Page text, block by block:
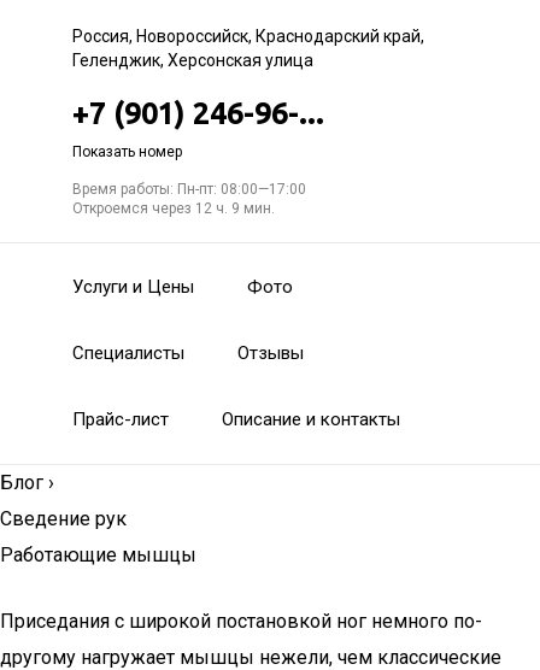
Россия, Новороссийск, Краснодарский край,
Геленджик, Херсонская улица
+7 (901) 246-96-...
Показать номер
Время работы: Пн-пт: 08:00—17:00
Откроемся через 12 ч. 9 мин.
Услуги и Цены Фото
Специалисты Отзывы
Прайс-лист Описание и контакты
Блог ›
Сведение рук
Работающие мышцы
Приседания с широкой постановкой ног немного по-
другому нагружает мышцы нежели, чем классические